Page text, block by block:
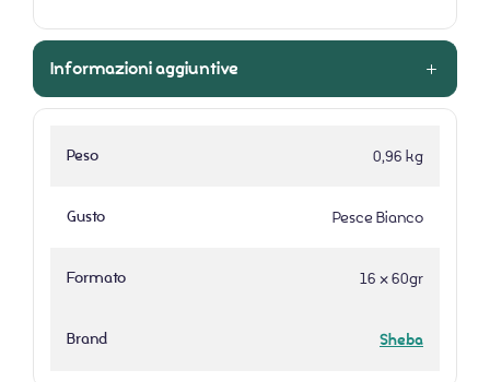
Informazioni aggiuntive
Peso 0,96 kg
Gusto Pesce Bianco
Formato 16 x 60gr
Brand Sheba